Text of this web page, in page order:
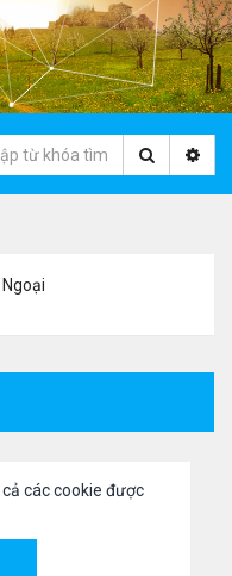
các cookie được